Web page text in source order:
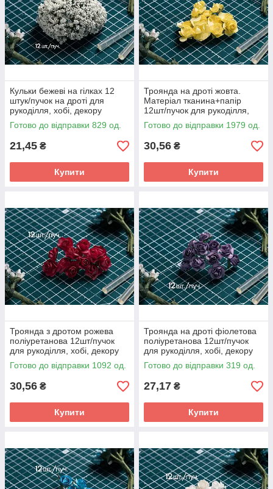
Кульки бежеві на гілках 12
штук/пучок на дроті для
рукоділля, хобі, декору
Готово до відправки 829 од.
21,45 ₴
Купити
Троянда на дроті жовта.
Матеріал тканина+папір
12шт/пучок для рукоділля,
хобі, декору
Готово до відправки 1979 од.
30,56 ₴
Купити
Троянда з дротом рожева
поліуретанова 12шт/пучок
для рукоділля, хобі, декору
Готово до відправки 1092 од.
30,56 ₴
Купити
Троянда на дроті фіолетова
поліуретанова 12шт/пучок
для рукоділля, хобі, декору
Готово до відправки 319 од.
27,17 ₴
Купити